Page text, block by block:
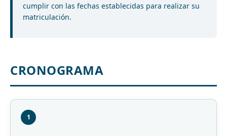
cumplir con las fechas establecidas para realizar su
matriculación.
CRONOGRAMA
1